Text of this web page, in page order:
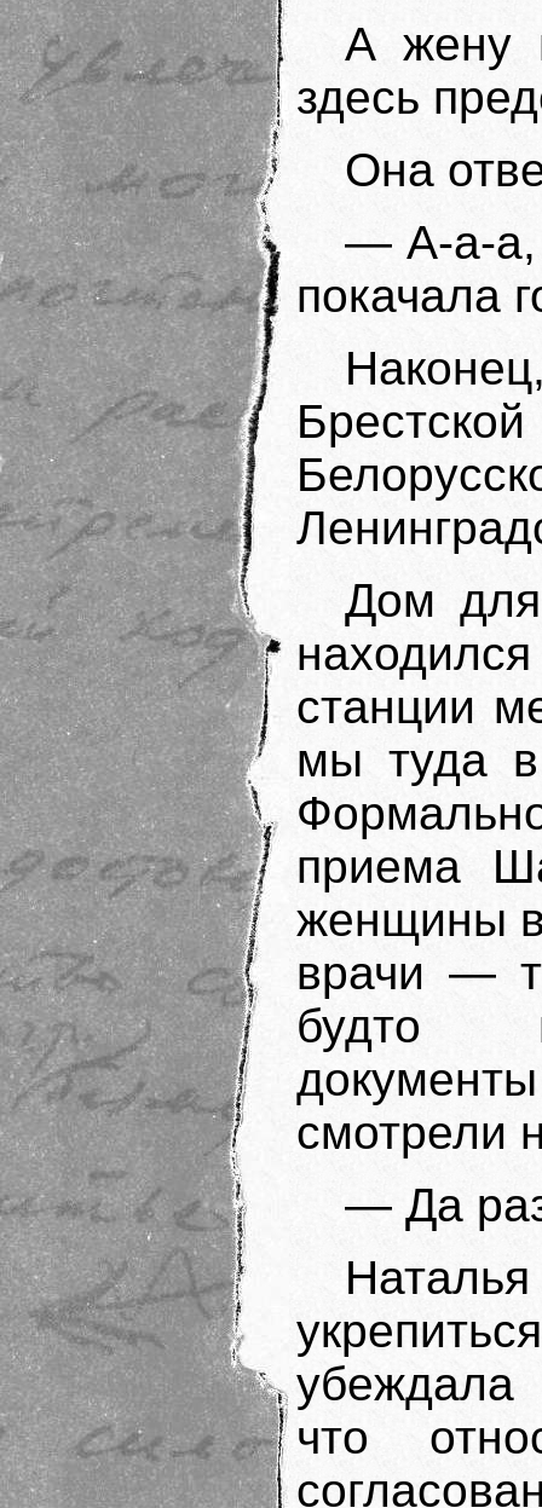
А жену
здесь
Она
— А-а-а,
покачала
Дом
станции
мы туда в
приема
женщины
врачи —
будто
смотрели
— Да
что